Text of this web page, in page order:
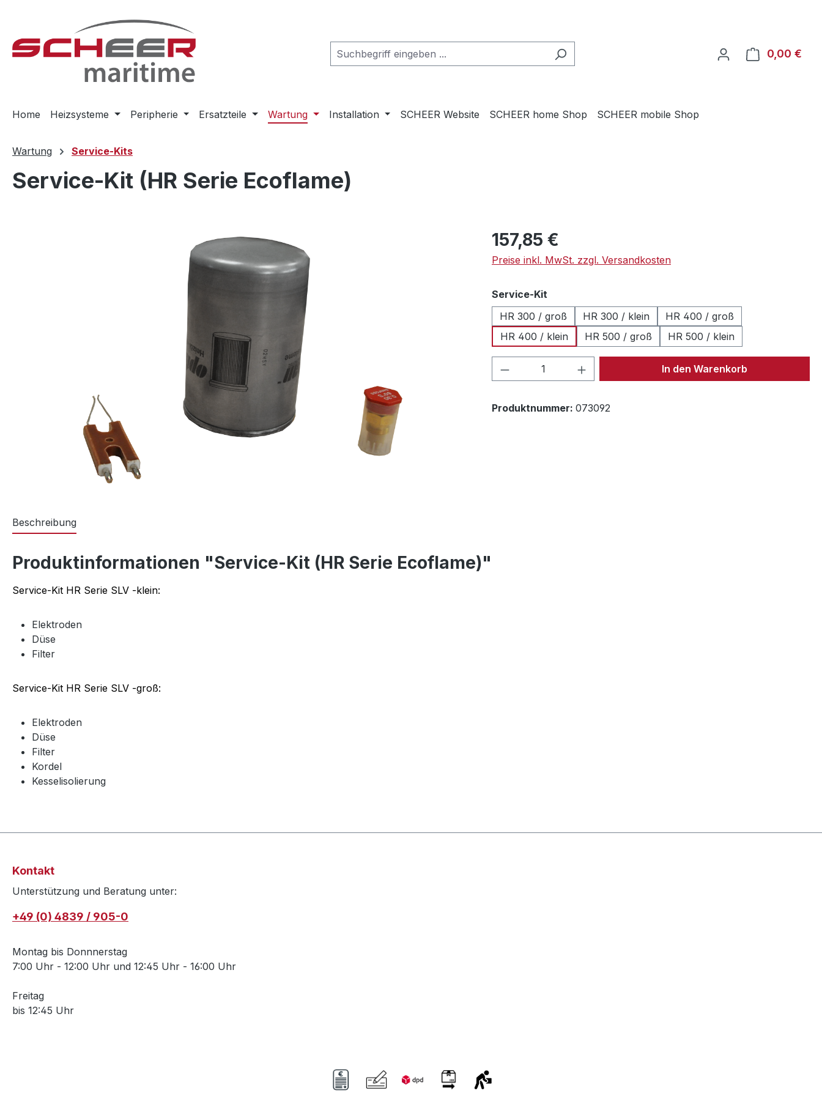
0,00 €
Home Heizsysteme Peripherie Ersatzteile Wartung Installation SCHEER Website SCHEER home Shop SCHEER mobile Shop
Wartung Service-Kits
Service-Kit (HR Serie Ecoflame)
Regulärer Preis:
157,85 €
Preise inkl. MwSt. zzgl. Versandkosten
Service-Kit
HR 300 / groß
HR 300 / klein
HR 400 / groß
HR 400 / klein
HR 500 / groß HR 500 / klein
Produkt Anzahl: Gib den gewünschten Wert
In den Warenkorb
Produktnummer: 073092
Beschreibung
Produktinformationen "Service-Kit (HR Serie Ecoflame)"
Service-Kit HR Serie SLV -klein:
Elektroden
Düse
Filter
Service-Kit HR Serie SLV -groß:
Elektroden
Düse
Filter
Kordel
Kesselisolierung
Kontakt
Unterstützung und Beratung unter:
+49 (0) 4839 / 905-0
Montag bis Donnnerstag
7:00 Uhr - 12:00 Uhr und 12:45 Uhr - 16:00 Uhr
Freitag
bis 12:45 Uhr